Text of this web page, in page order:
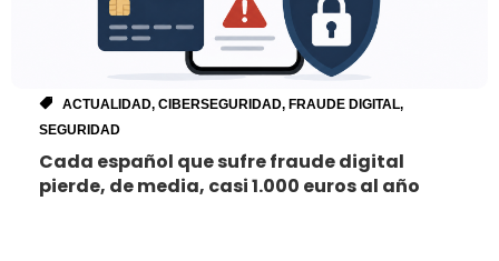
ACTUALIDAD, CIBERSEGURIDAD, FRAUDE DIGITAL,
SEGURIDAD
Cada español que sufre fraude digital
pierde, de media, casi 1.000 euros al año